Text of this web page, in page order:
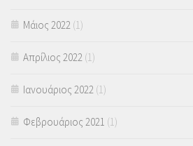
Μάιος 2022 (1)
Απρίλιος 2022 (1)
Ιανουάριος 2022 (1)
Φεβρουάριος 2021 (1)